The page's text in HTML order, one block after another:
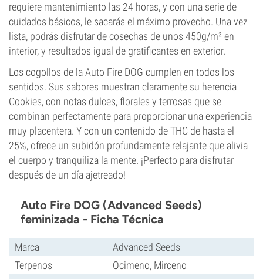
requiere mantenimiento las 24 horas, y con una serie de
cuidados básicos, le sacarás el máximo provecho. Una vez
lista, podrás disfrutar de cosechas de unos 450g/m² en
interior, y resultados igual de gratificantes en exterior.
Los cogollos de la Auto Fire DOG cumplen en todos los
sentidos. Sus sabores muestran claramente su herencia
Cookies, con notas dulces, florales y terrosas que se
combinan perfectamente para proporcionar una experiencia
muy placentera. Y con un contenido de THC de hasta el
25%, ofrece un subidón profundamente relajante que alivia
el cuerpo y tranquiliza la mente. ¡Perfecto para disfrutar
después de un día ajetreado!
Auto Fire DOG (Advanced Seeds)
feminizada - Ficha Técnica
Marca
Advanced Seeds
Terpenos
Ocimeno, Mirceno